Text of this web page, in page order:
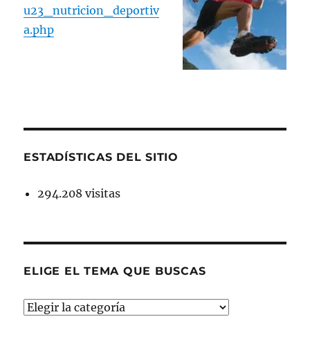
u23_nutricion_deportiv
a.php
ESTADÍSTICAS DEL SITIO
294.208 visitas
ELIGE EL TEMA QUE BUSCAS
ELIGE